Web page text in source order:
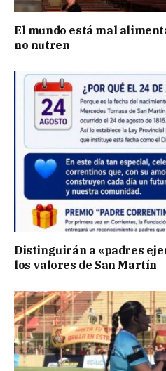
El mundo está mal
no nutren
Distinguirán a «padres
los valores de San Martín